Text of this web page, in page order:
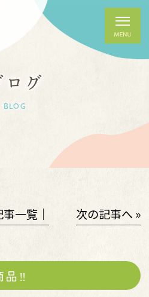
ログ
BLOG
事一覧│ 次の記事へ »
品‼︎